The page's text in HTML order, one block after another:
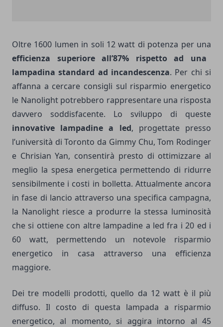
Oltre 1600 lumen in soli 12 watt di potenza per una
efficienza superiore all’87% rispetto ad una
lampadina standard ad incandescenza. Per chi si
affanna a cercare consigli sul risparmio energetico
le Nanolight potrebbero rappresentare una risposta
davvero soddisfacente. Lo sviluppo di queste
innovative lampadine a led, progettate presso
l’università di Toronto da Gimmy Chu, Tom Rodinger
e Chrisian Yan, consentirà presto di ottimizzare al
meglio la spesa energetica permettendo di ridurre
sensibilmente i costi in bolletta. Attualmente ancora
in fase di lancio attraverso una specifica campagna,
la Nanolight riesce a produrre la stessa luminosità
che si ottiene con altre lampadine a led fra i 20 ed i
60 watt, permettendo un notevole risparmio
energetico in casa attraverso una efficienza
maggiore.
Dei tre modelli prodotti, quello da 12 watt è il più
diffuso. Il costo di questa lampada a risparmio
energetico, al momento, si aggira intorno al 45